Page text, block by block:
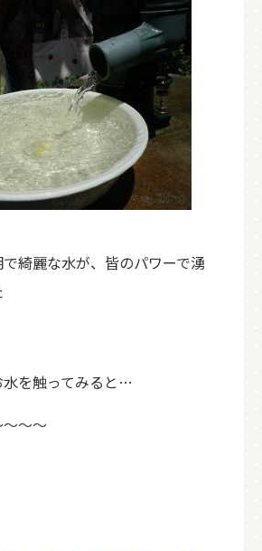
綺麗な水が、皆のパワーで湧
水を触ってみると…
～～～